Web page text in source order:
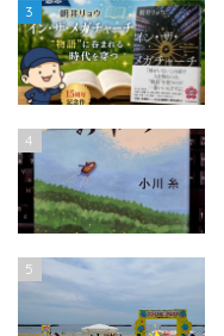
3
4
5